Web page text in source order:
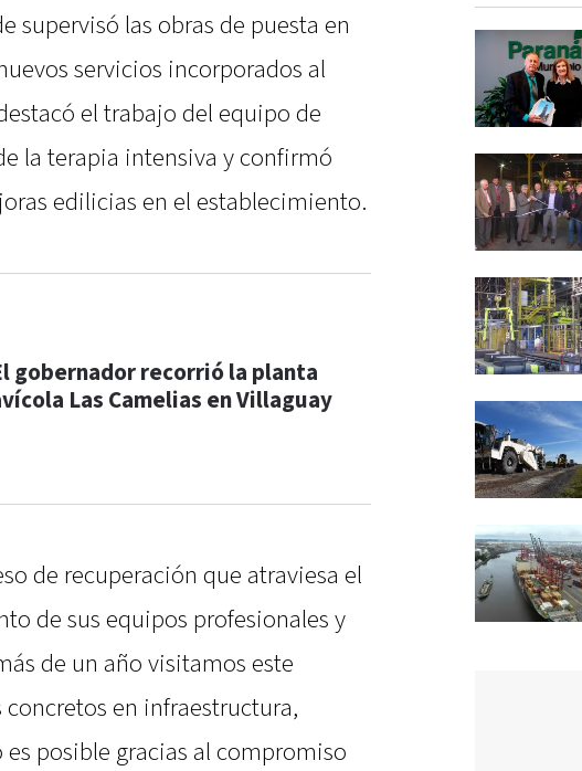
supervisó las obras de puesta en
servicios incorporados al
el trabajo del equipo de
la terapia intensiva y confirmó
edilicias en el establecimiento.
gobernador recorrió la planta
Las Camelias en Villaguay
de recuperación que atraviesa el
de sus equipos profesionales y
de un año visitamos este
en infraestructura,
posible gracias al compromiso